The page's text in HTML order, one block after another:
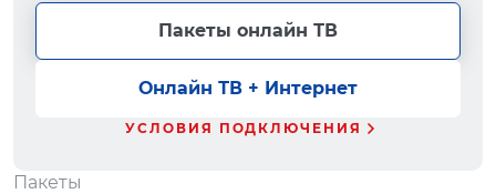
Пакеты онлайн ТВ
Онлайн ТВ + Интернет
УСЛОВИЯ ПОДКЛЮЧЕНИЯ
Пакеты